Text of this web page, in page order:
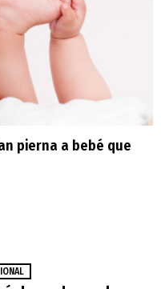
pierna a bebé que